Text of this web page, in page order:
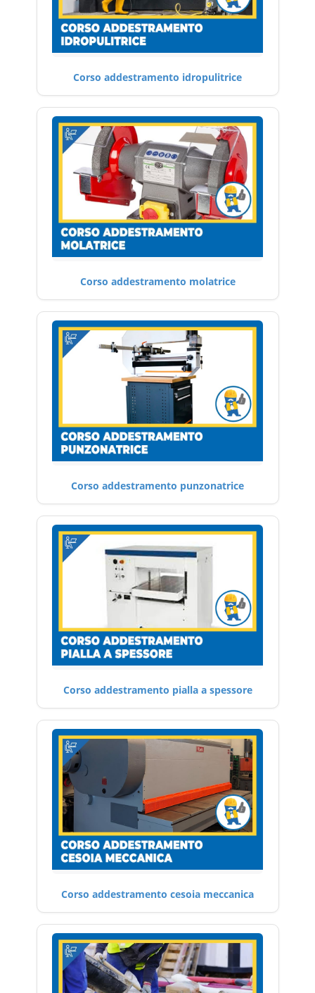
Corso addestramento idropulitrice
Corso addestramento molatrice
Corso addestramento punzonatrice
Corso addestramento pialla a spessore
Corso addestramento cesoia meccanica